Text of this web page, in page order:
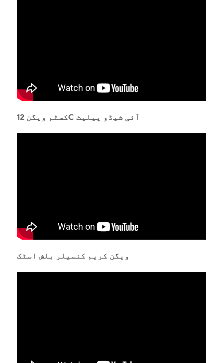
کسٹم ویگن 12C آئی شیڈو پیلیٹ
ویگن کریم کنسیلر بلش اسٹک